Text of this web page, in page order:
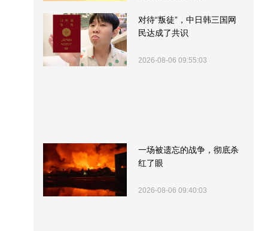
对待“叛徒”，中日韩三国网
民达成了共识
2026-08-06 09:55:03
一场被遗忘的战争，彻底杀
红了眼
2026-08-06 09:40:03